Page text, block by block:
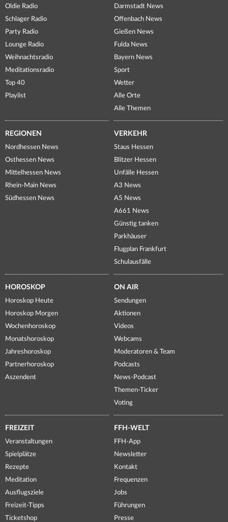
Oldie Radio
Schlager Radio
Party Radio
Lounge Radio
Weihnachtsradio
Meditationsradio
Top 40
Playlist
Darmstadt News
Offenbach News
Gießen News
Fulda News
Bayern News
Sport
Wetter
Alle Orte
Alle Themen
REGIONEN
Nordhessen News
Osthessen News
Mittelhessen News
Rhein-Main News
Südhessen News
VERKEHR
Staus Hessen
Blitzer Hessen
Unfälle Hessen
A3 News
A5 News
A661 News
Günstig tanken
Parkhäuser
Flugplan Frankfurt
Schulausfälle
HOROSKOP
Horoskop Heute
Horoskop Morgen
Wochenhoroskop
Monatshoroskop
Jahreshoroskop
Partnerhoroskop
Aszendent
ON AIR
Sendungen
Aktionen
Videos
Webcams
Moderatoren & Team
Podcasts
News-Podcast
Themen-Ticker
Voting
FREIZEIT
Veranstaltungen
Spielplätze
Rezepte
Meditation
Ausflugsziele
Freizeit-Tipps
Ticketshop
FFH-WELT
FFH-App
Newsletter
Kontakt
Frequenzen
Jobs
Führungen
Presse